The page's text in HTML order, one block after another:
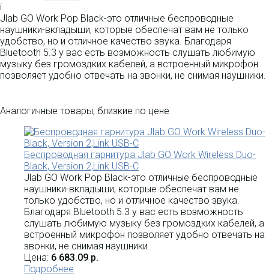
i
Jlab GO Work Pop Black-это отличные беспроводные
наушники-вкладыши, которые обеспечат вам не только
удобство, но и отличное качество звука. Благодаря
Bluetooth 5.3 у вас есть возможность слушать любимую
музыку без громоздких кабелей, а встроенный микрофон
позволяет удобно отвечать на звонки, не снимая наушники.
Аналогичные товары, близкие по цене
Беспроводная гарнитура Jlab GO Work Wireless Duo-
Black, Version 2,Link USB-C
Jlab GO Work Pop Black-это отличные беспроводные
наушники-вкладыши, которые обеспечат вам не
только удобство, но и отличное качество звука.
Благодаря Bluetooth 5.3 у вас есть возможность
слушать любимую музыку без громоздких кабелей, а
встроенный микрофон позволяет удобно отвечать на
звонки, не снимая наушники.
Цена: 6 683.09 р.
Подробнее